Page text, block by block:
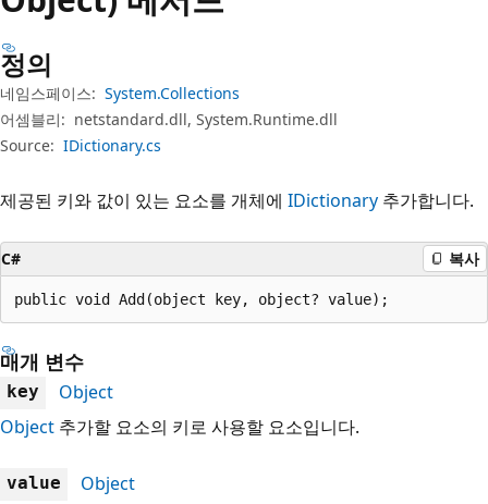
정의
네임스페이스: System.Collections
어셈블리: netstandard.dll, System.Runtime.dll
Source: IDictionary.cs
제공된 키와 값이 있는 요소를 개체에 IDictionary 추가합니다.
C# 복사
public void Add(object key, object? value);
매개 변수
key
Object
Object 추가할 요소의 키로 사용할 요소입니다.
value
Object